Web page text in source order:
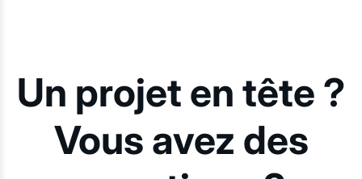
Un projet en tête ?
Vous avez des